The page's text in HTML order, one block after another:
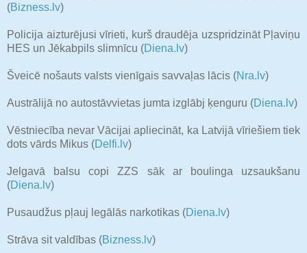
(Bizness.lv)
Policija aizturējusi vīrieti, kurš draudēja uzspridzināt Pļaviņu
HES un Jēkabpils slimnīcu (Diena.lv)
Šveicē nošauts valsts vienīgais savvaļas lācis (Nra.lv)
Austrālijā no autostāvvietas jumta izglābj ķenguru (Diena.lv)
Vēstniecība nevar Vācijai apliecināt, ka Latvijā vīriešiem tiek
dots vārds Mikus (Delfi.lv)
Jelgavā balsu copi ZZS sāk ar boulinga uzsaukšanu
(Diena.lv)
Pusaudžus pļauj legālās narkotikas (Diena.lv)
Strāva sit valdības (Bizness.lv)